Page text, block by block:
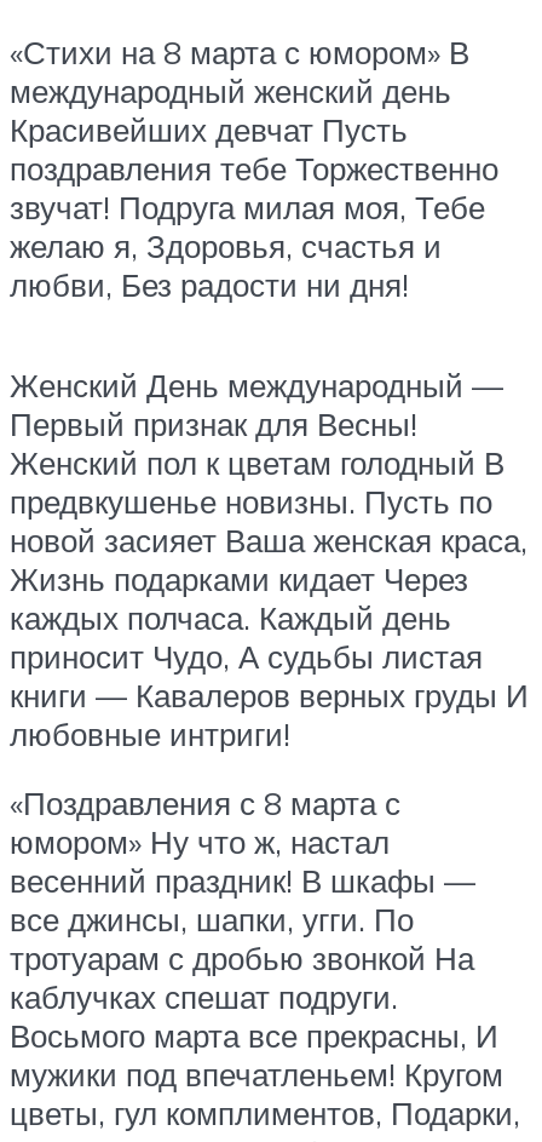
«Стихи на 8 марта с юмором» В
международный женский день
Красивейших девчат Пусть
поздравления тебе Торжественно
звучат! Подруга милая моя, Тебе
желаю я, Здоровья, счастья и
любви, Без радости ни дня!
Женский День международный —
Первый признак для Весны!
Женский пол к цветам голодный В
предвкушенье новизны. Пусть по
новой засияет Ваша женская краса,
Жизнь подарками кидает Через
каждых полчаса. Каждый день
приносит Чудо, А судьбы листая
книги — Кавалеров верных груды И
любовные интриги!
«Поздравления с 8 марта с
юмором» Ну что ж, настал
весенний праздник! В шкафы —
все джинсы, шапки, угги. По
тротуарам с дробью звонкой На
каблучках спешат подруги.
Восьмого марта все прекрасны, И
мужики под впечатленьем! Кругом
цветы, гул комплиментов, Подарки,